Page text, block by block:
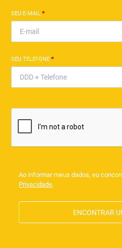
SEU E-MAIL*
SEU TELEFONE*
Ao informar meus dados, eu
Privacidade.
ENCONTRAR